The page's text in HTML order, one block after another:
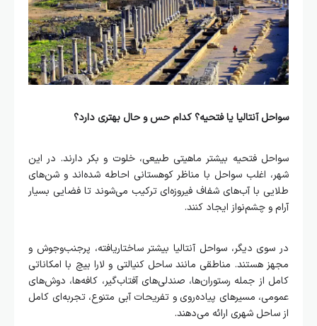
سواحل آنتالیا یا فتحیه؟ کدام حس و حال بهتری دارد؟
سواحل فتحیه بیشتر ماهیتی طبیعی، خلوت و بکر دارند. در این
شهر، اغلب سواحل با مناظر کوهستانی احاطه شده‌اند و شن‌های
طلایی با آب‌های شفاف فیروزه‌ای ترکیب می‌شوند تا فضایی بسیار
آرام و چشم‌نواز ایجاد کنند.
در سوی دیگر، سواحل آنتالیا بیشتر ساختاریافته، پرجنب‌وجوش و
مجهز هستند. مناطقی مانند ساحل کنیالتی و لارا بیچ با امکاناتی
کامل از جمله رستوران‌ها، صندلی‌های آفتاب‌گیر، کافه‌ها، دوش‌های
عمومی، مسیرهای پیاده‌روی و تفریحات آبی متنوع، تجربه‌ای کامل
از ساحل شهری ارائه می‌دهند.